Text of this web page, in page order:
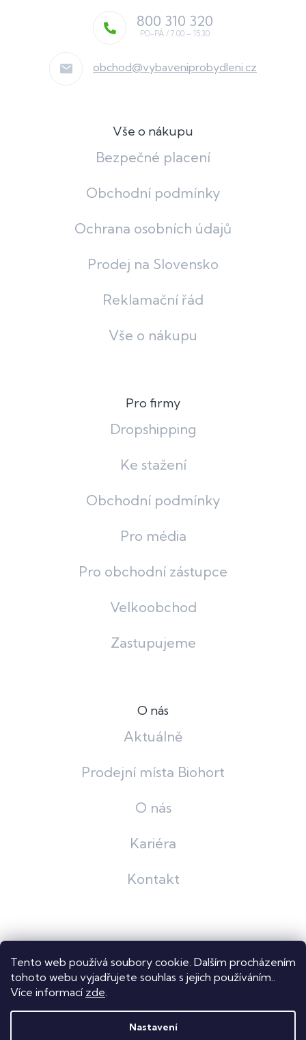
Tento web používá soubory cookie. Dalším procházením
tohoto webu vyjadřujete souhlas s jejich používáním..
Více informací zde.
Nastavení
obchod@vybaveniprobydleni.cz
800 310 320
Vše o nákupu
Bezpečné placení
Obchodní podmínky
Ochrana osobních údajů
Prodej na Slovensko
Reklamační řád
Vše o nákupu
Pro firmy
Dropshipping
Ke stažení
Obchodní podmínky
Pro média
Pro obchodní zástupce
Velkoobchod
Zastupujeme
O nás
Aktuálně
Prodejní místa Biohort
O nás
Kariéra
Kontakt
Shoptet
Copyright 2026Dastech s.r.o.. Všechna práva vyhrazena.
Upravit nastavení cookies